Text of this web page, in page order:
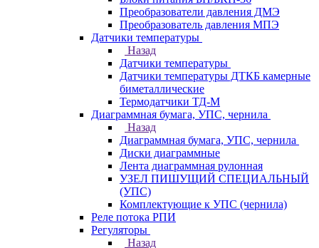
Преобразователи давления ДМЭ
Преобразователь давления МПЭ
Датчики температуры
Назад
Датчики температуры
Датчики температуры ДТКБ камерные
биметаллические
Термодатчики ТД-М
Диаграммная бумага, УПС, чернила
Назад
Диаграммная бумага, УПС, чернила
Диски диаграммные
Лента диаграммная рулонная
УЗЕЛ ПИШУЩИЙ СПЕЦИАЛЬНЫЙ
(УПС)
Комплектующие к УПС (чернила)
Реле потока РПИ
Регуляторы
Назад